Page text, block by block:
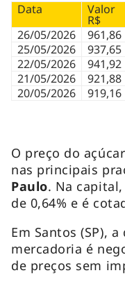
Data Valor
R$
26/05/2026
961,86
25/05/2026
937,65
22/05/2026
941,92
21/05/2026
921,88
20/05/2026
919,16
O preço do
nas principais
Paulo. Na
de 0,64% e é
Em Santos (SP),
mercadoria é
de preços sem